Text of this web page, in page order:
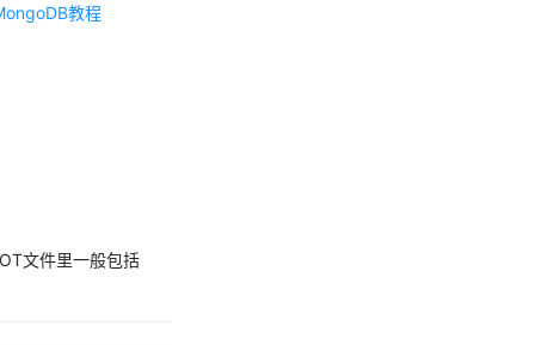
教程
文件里一般包括